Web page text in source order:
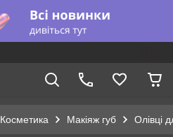
Косметика Макіяж губ Олівці